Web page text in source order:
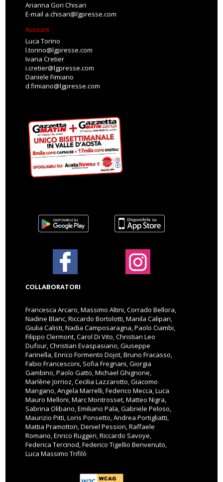
Arianna Gori Chisari
E-mail a.chisari@lgpresse.com
Account
Luca Torino
l.torino@lgpresse.com
Ivana Cretier
i.cretier@lgpresse.com
Daniele Fimiano
d.fimiano@lgpresse.com
COLLABORATORI
Francesca Arcaro, Massimo Altini, Corrado Bellora,
Nadine Blanc, Riccardo Bortolotti, Manila Calipari,
Giulia Calisti, Nadia Camposaragna, Paolo Ciambi,
Filippo Clermont, Carol Di Vito, Christian Leo
Dufour, Christian Evaspasiano, Giuseppe
Farinella, Enrico Formento Dojot, Bruno Fracasso,
Fabio Francesconi, Sofia Fregnani, Giorgia
Gambino, Paolo Gatto, Michael Ghignone,
Marlène Jorrioz, Cecilia Lazzarotto, Giacomo
Mangano, Angela Marrelli, Federico Mecca, Luca
Mauro Melloni, Marc Montrosset, Matteo Nigra,
Sabrina Olibano, Emiliano Pala, Gabriele Peloso,
Maurizio Pitti, Loris Ponsetto, Andrea Portigliatti,
Mattia Pramotton, Deniel Pession, Raffaele
Romano, Enrico Ruggeri, Riccardo Savoye,
Federica Tercinod, Federico Tigellio Benvenuto,
Luca Massimo Trifilò